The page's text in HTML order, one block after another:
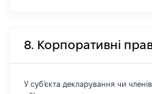
8. Корпоративні
У суб'єкта декларування чи членів